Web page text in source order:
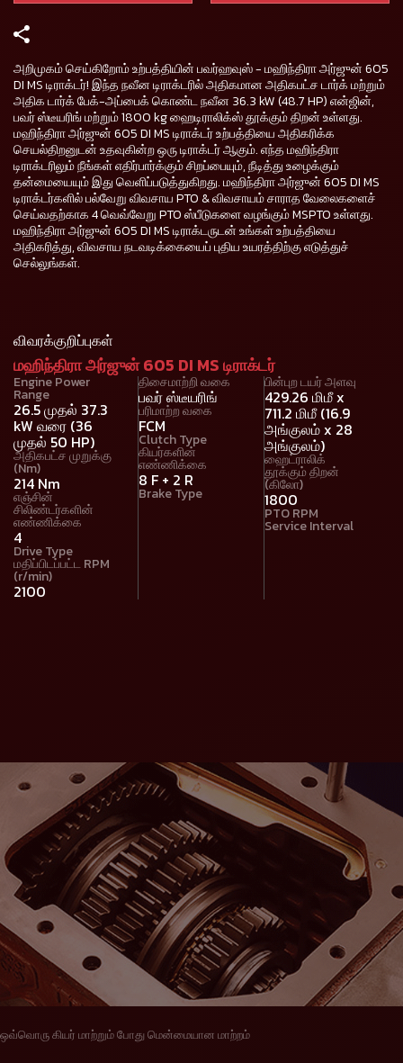
அறிமுகம் செய்கிறோம் உற்பத்தியின் பவர்ஹவுஸ் - மஹிந்திரா அர்ஜுன் 605
DI MS டிராக்டர்! இந்த நவீன டிராக்டரில் அதிகமான அதிகபட்ச டார்க் மற்றும்
அதிக டார்க் பேக்-அப்பைக் கொண்ட நவீன 36.3 kW (48.7 HP) என்ஜின்,
பவர் ஸ்டீயரிங் மற்றும் 1800 kg ஹைடிராலிக்ஸ் தூக்கும் திறன் உள்ளது.
மஹிந்திரா அர்ஜுன் 605 DI MS டிராக்டர் உற்பத்தியை அதிகரிக்க
செயல்திறனுடன் உதவுகின்ற ஒரு டிராக்டர் ஆகும். எந்த மஹிந்திரா
டிராக்டரிலும் நீங்கள் எதிர்பார்க்கும் சிறப்பையும், நீடித்து உழைக்கும்
தன்மையையும் இது வெளிப்படுத்துகிறது. மஹிந்திரா அர்ஜுன் 605 DI MS
டிராக்டர்களில் பல்வேறு விவசாய PTO & விவசாயம் சாராத வேலைகளைச்
செய்வதற்காக 4 வெவ்வேறு PTO ஸ்பீடுகளை வழங்கும் MSPTO உள்ளது.
மஹிந்திரா அர்ஜுன் 605 DI MS டிராக்டருடன் உங்கள் உற்பத்தியை
அதிகரித்து, விவசாய நடவடிக்கையைப் புதிய உயரத்திற்கு எடுத்துச்
செல்லுங்கள்.
விவரக்குறிப்புகள்
மஹிந்திரா அர்ஜுன் 605 DI MS டிராக்டர்
Engine Power
Range
26.5 முதல் 37.3
kW வரை (36
முதல் 50 HP)
அதிகபட்ச முறுக்கு
(Nm)
214 Nm
எஞ்சின்
சிலிண்டர்களின்
எண்ணிக்கை
4
Drive Type
மதிப்பிடப்பட்ட RPM
(r/min)
2100
திசைமாற்றி வகை
பவர் ஸ்டீயரிங்
பரிமாற்ற வகை
FCM
Clutch Type
கியர்களின்
எண்ணிக்கை
8 F + 2 R
Brake Type
பின்புற டயர் அளவு
429.26 மிமீ x
711.2 மிமீ (16.9
அங்குலம் x 28
அங்குலம்)
ஹைட்ராலிக்
தூக்கும் திறன்
(கிலோ)
1800
PTO RPM
Service Interval
ஒவ்வொரு கியர் மாற்றும் போது மென்மையான மாற்றம்